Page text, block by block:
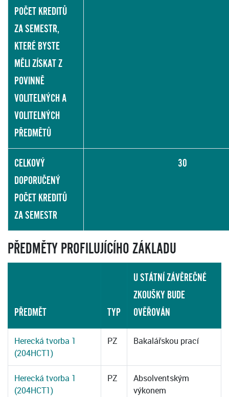
POČET KREDITŮ
ZA SEMESTR,
KTERÉ BYSTE
MĚLI ZÍSKAT Z
POVINNĚ
VOLITELNÝCH A
VOLITELNÝCH
PŘEDMĚTŮ
CELKOVÝ
DOPORUČENÝ
POČET KREDITŮ
ZA SEMESTR
30
PŘEDMĚTY PROFILUJÍCÍHO ZÁKLADU
PŘEDMĚT TYP
U STÁTNÍ ZÁVĚREČNÉ
ZKOUŠKY BUDE
OVĚŘOVÁN
Herecká tvorba 1
(204HCT1)
PZ Bakalářskou prací
Herecká tvorba 1
(204HCT1)
PZ
Absolventským
výkonem